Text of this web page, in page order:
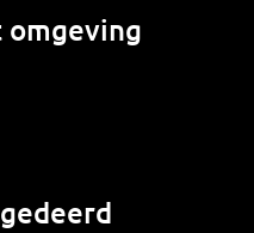
omgeving